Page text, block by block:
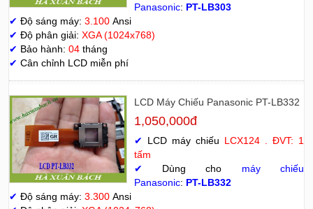
Panasonic: PT-LB303
✔ Độ sáng máy: 3.100 Ansi
✔ Độ phân giải: XGA (1024x768)
✔ Bảo hành: 04 tháng
✔ Cân chỉnh LCD miễn phí
LCD Máy Chiếu Panasonic PT-LB332
1,050,000đ
✔ LCD máy chiếu LCX124 . ĐVT: 1
tấm
✔
Dùng cho máy chiếu
Panasonic: PT-LB332
✔ Độ sáng máy: 3.300 Ansi